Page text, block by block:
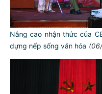
Nâng cao nhận thức của
dựng nếp sống văn hóa